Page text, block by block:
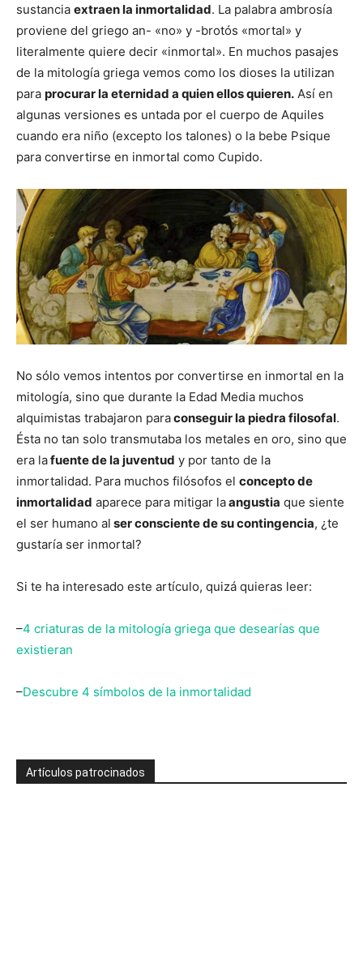
sustancia extraen la inmortalidad. La palabra ambrosía
proviene del griego an- «no» y -brotós «mortal» y
literalmente quiere decir «inmortal». En muchos pasajes
de la mitología griega vemos como los dioses la utilizan
para procurar la eternidad a quien ellos quieren. Así en
algunas versiones es untada por el cuerpo de Aquiles
cuando era niño (excepto los talones) o la bebe Psique
para convertirse en inmortal como Cupido.
No sólo vemos intentos por convertirse en inmortal en la
mitología, sino que durante la Edad Media muchos
alquimistas trabajaron paraconseguir la piedra filosofal.
Ésta no tan solo transmutaba los metales en oro, sino que
era lafuente de la juventud y por tanto de la
inmortalidad. Para muchos filósofos el concepto de
inmortalidad aparece para mitigar laangustia que siente
el ser humano al ser consciente de su contingencia, ¿te
gustaría ser inmortal?
Si te ha interesado este artículo, quizá quieras leer:
–4 criaturas de la mitología griega que desearías que
existieran
–Descubre 4 símbolos de la inmortalidad
Artículos patrocinados